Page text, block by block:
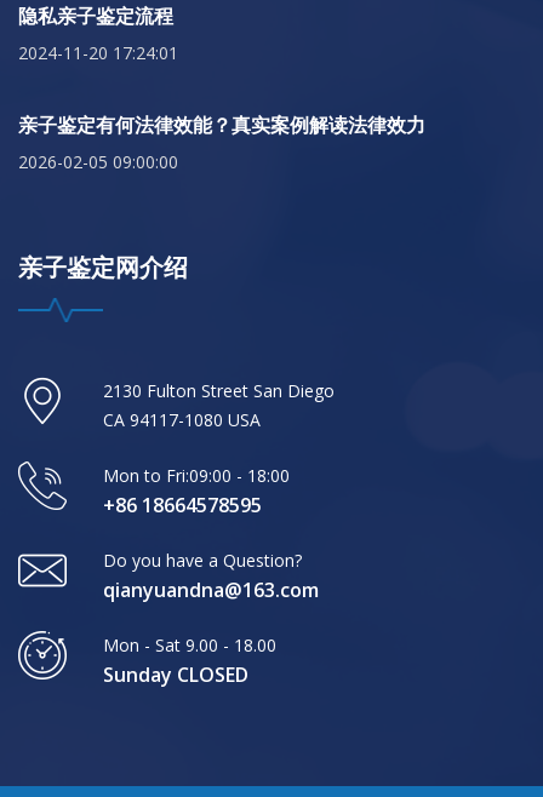
隐私亲子鉴定流程
2024-11-20 17:24:01
亲子鉴定有何法律效能？真实案例解读法律效力
2026-02-05 09:00:00
亲子鉴定网介绍
2130 Fulton Street San Diego
CA 94117-1080 USA
Mon to Fri:09:00 - 18:00
+86 18664578595
Do you have a Question?
qianyuandna@163.com
Mon - Sat 9.00 - 18.00
Sunday CLOSED